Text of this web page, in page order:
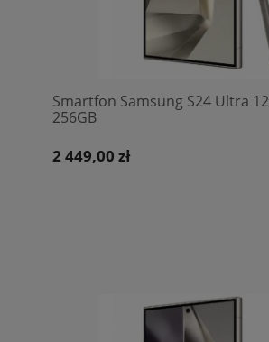
Smartfon Samsung S24 Ultra
256GB
2 449,00 zł